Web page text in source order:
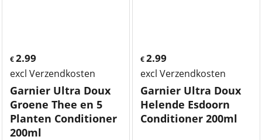
€ 2.99
excl Verzendkosten
Garnier Ultra Doux
Groene Thee en 5
Planten Conditioner
200ml
€2.99
excl Verzendkosten
Garnier Ultra Doux
Helende Esdoorn
Conditioner 200ml